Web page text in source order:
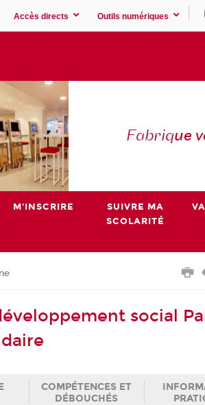
Accès directs Outils numériques
Fabrique
M'INSCRIRE
SUIVRE MA
SCOLARITÉ
social
COMPÉTENCES ET
DÉBOUCHÉS